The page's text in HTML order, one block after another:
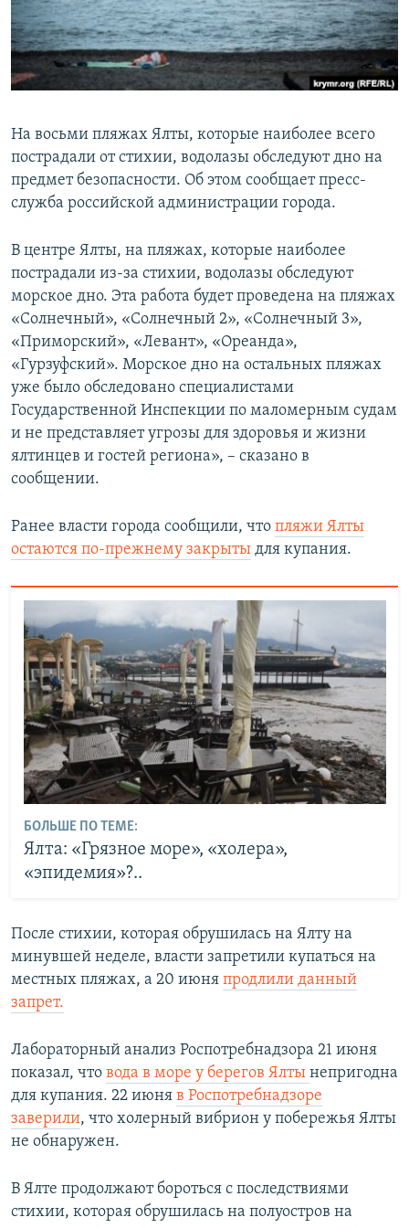
ПОБЕДИТЕЛЕЙ НЕ СУДЯТ?
КРЫМ.НЕПОКОРЕННЫЙ
ПРИСОЕДИНЯЙТЕСЬ!
Все сайты RFE/RL
На восьми пляжах Ялты, которые наиболее всего
пострадали от стихии, водолазы обследуют дно на
предмет безопасности. Об этом сообщает пресс-
служба российской администрации города.
В центре Ялты, на пляжах, которые наиболее
пострадали из-за стихии, водолазы обследуют
морское дно. Эта работа будет проведена на пляжах
«Солнечный», «Солнечный 2», «Солнечный 3»,
«Приморский», «Левант», «Ореанда»,
«Гурзуфский». Морское дно на остальных пляжах
уже было обследовано специалистами
Государственной Инспекции по маломерным судам
и не представляет угрозы для здоровья и жизни
ялтинцев и гостей региона», – сказано в
сообщении.
Ранее власти города сообщили, что пляжи Ялты
остаются по-прежнему закрыты для купания.
БОЛЬШЕ ПО ТЕМЕ:
Ялта: «Грязное море», «холера»,
«эпидемия»?..
После стихии, которая обрушилась на Ялту на
минувшей неделе, власти запретили купаться на
местных пляжах, а 20 июня продлили данный
запрет.
Лабораторный анализ Роспотребнадзора 21 июня
показал, что вода в море у берегов Ялты непригодна
для купания. 22 июня в Роспотребнадзоре
заверили, что холерный вибрион у побережья Ялты
не обнаружен.
В Ялте продолжают бороться с последствиями
стихии, которая обрушилась на полуостров на